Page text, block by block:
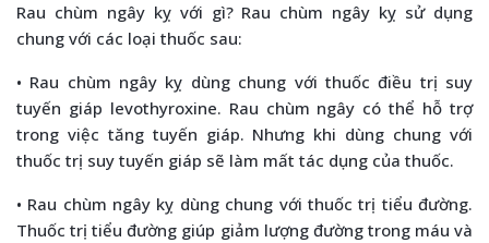
Rau chùm ngây kỵ với gì? Rau chùm ngây kỵ sử dụng
chung với các loại thuốc sau:
• Rau chùm ngây kỵ dùng chung với thuốc điều trị suy
tuyến giáp levothyroxine. Rau chùm ngây có thể hỗ trợ
trong việc tăng tuyến giáp. Nhưng khi dùng chung với
thuốc trị suy tuyến giáp sẽ làm mất tác dụng của thuốc.
• Rau chùm ngây kỵ dùng chung với thuốc trị tiểu đường.
Thuốc trị tiểu đường giúp giảm lượng đường trong máu và